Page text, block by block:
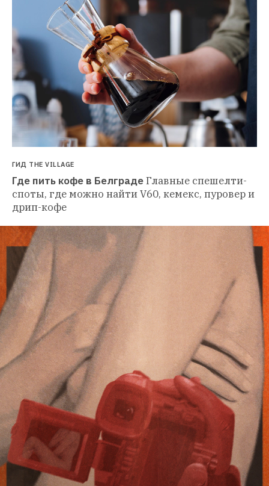
ГИД THE VILLAGE
Где пить кофе в БелградеГлавные спешелти-
споты, где можно найти V60, кемекс, пуровер и
дрип-кофе